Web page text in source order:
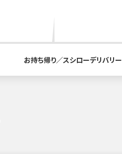
お持ち帰り／スシローデリバリー